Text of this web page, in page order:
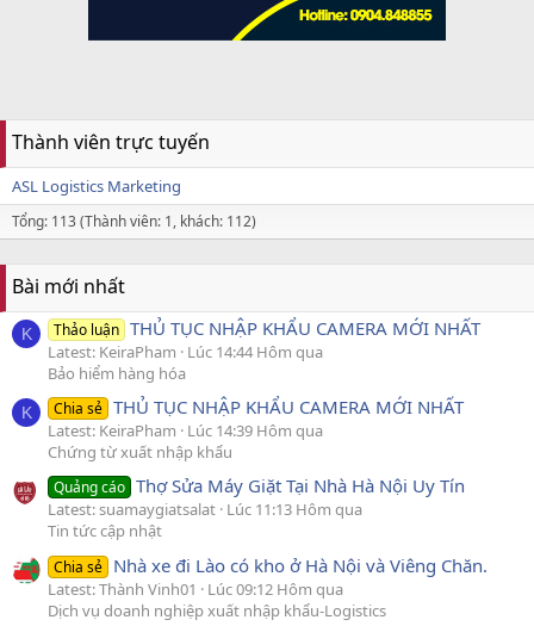
Thành viên trực tuyến
ASL Logistics Marketing
Tổng: 113 (Thành viên: 1, khách: 112)
Bài mới nhất
K Thảo luận THỦ TỤC NHẬP KHẨU CAMERA MỚI NHẤT
Latest: KeiraPham
Lúc 14:44 Hôm qua
Bảo hiểm hàng hóa
K Chia sẻ THỦ TỤC NHẬP KHẨU CAMERA MỚI NHẤT
Latest: KeiraPham
Lúc 14:39 Hôm qua
Chứng từ xuất nhập khẩu
Quảng cáo Thợ Sửa Máy Giặt Tại Nhà Hà Nội Uy Tín
Latest: suamaygiatsalat Lúc 11:13 Hôm qua
Tin tức cập nhật
Chia sẻ Nhà xe đi Lào có kho ở Hà Nội và Viêng Chăn.
Latest: Thành Vinh01
Lúc 09:12 Hôm qua
Dịch vụ doanh nghiệp xuất nhập khẩu-Logistics